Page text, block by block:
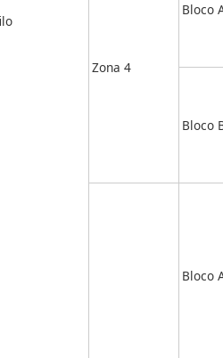
Zona 4
Bloco
Bloco
Bloco